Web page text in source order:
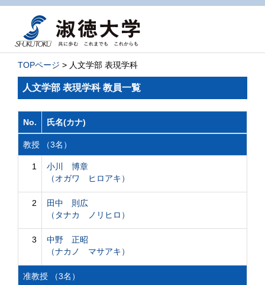
TOPページ > 人文学部 表現学科
人文学部 表現学科 教員一覧
No. 氏名(カナ)
教授 （3名）
1
小川 博章
（オガワ ヒロアキ）
2
田中 則広
（タナカ ノリヒロ）
3
中野 正昭
（ナカノ マサアキ）
准教授 （3名）